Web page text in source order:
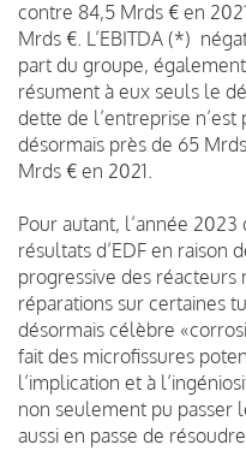
contre 84,5 Mrds € en
Mrds €. L’EBITDA (*)
part du groupe,
résument à eux seuls le
dette de l’entreprise
désormais près de 65
Mrds € en 2021.
Pour autant, l’année
résultats d’EDF en raison
progressive des
réparations sur certaines
désormais célèbre
fait des microfissures
l’implication et à
non seulement pu passer
aussi en passe de